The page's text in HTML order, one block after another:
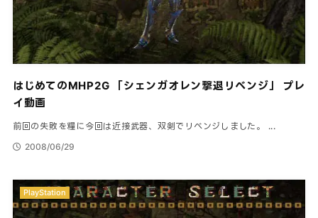
はじめてのMHP2G 「シェンガオレン撃退リベンジ」 プレ
イ動画
前回の失敗を糧に今回は近接武器、双剣でリベンジしました。 ...
2008/06/29
PlayStation